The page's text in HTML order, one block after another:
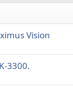
Vision
3300.